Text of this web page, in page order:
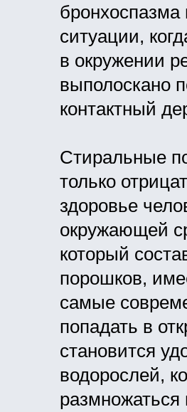
бронхоспазма
ситуации,
в окружении
выполоскано
контактный
Стиральные
только
здоровье
окружающей
который
порошков,
самые
попадать в
становится
водорослей,
размножаться